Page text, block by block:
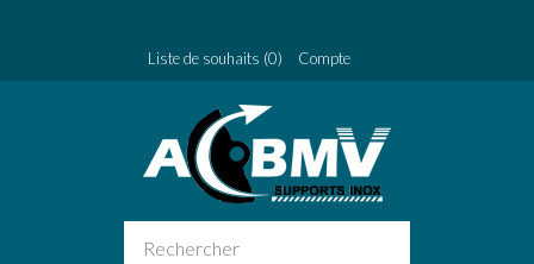
Liste de souhaits (0) Compte